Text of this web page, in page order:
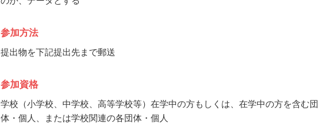
参加方法
提出物を下記提出先まで郵送
参加資格
学校（小学校、中学校、高等学校等）在学中の方もしくは、在学中の方を含む団
体・個人、または学校関連の各団体・個人